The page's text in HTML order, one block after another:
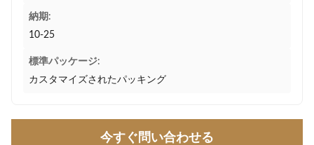
納期:
10-25
標準パッケージ:
カスタマイズされたパッキング
今すぐ問い合わせる